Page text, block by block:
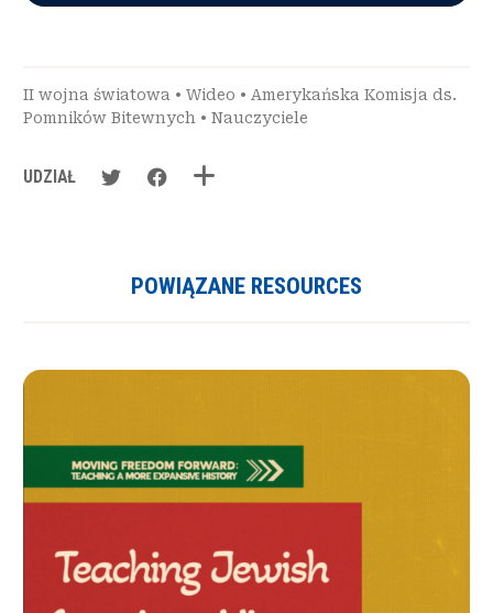
II wojna światowa • Wideo • Amerykańska Komisja ds.
Pomników Bitewnych • Nauczyciele
UDZIAŁ
POWIĄZANE RESOURCES